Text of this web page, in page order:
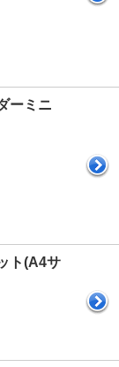
ーミニ
ト(A4サ